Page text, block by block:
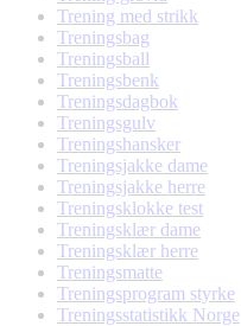
Trening med strikk
Treningsbag
Treningsball
Treningsbenk
Treningsdagbok
Treningsgulv
Treningshansker
Treningsjakke dame
Treningsjakke herre
Treningsklokke test
Treningsklær dame
Treningsklær herre
Treningsmatte
Treningsprogram styrke
Treningsstatistikk Norge